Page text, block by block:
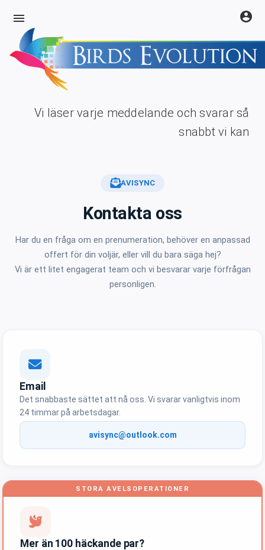
menu account_circle
Vi läser varje meddelande och svarar så
snabbt vi kan
AVISYNC
Kontakta oss
Har du en fråga om en prenumeration, behöver en anpassad
offert för din voljär, eller vill du bara säga hej?
Vi är ett litet engagerat team och vi besvarar varje förfrågan
personligen.
Email
Det snabbaste sättet att nå oss. Vi svarar vanligtvis inom
24 timmar på arbetsdagar.
avisync@outlook.com
STORA AVELSOPERATIONER
Mer än 100 häckande par?